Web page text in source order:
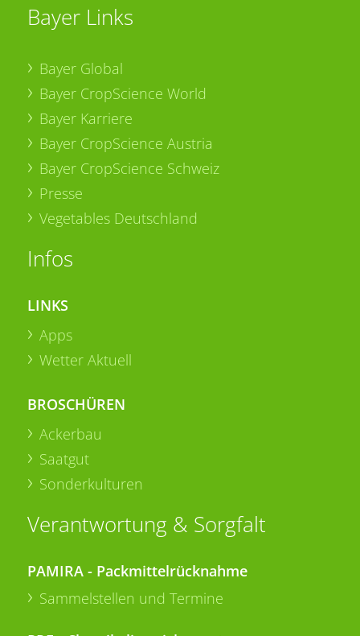
Bayer Links
Bayer Global
Bayer CropScience World
Bayer Karriere
Bayer CropScience Austria
Bayer CropScience Schweiz
Presse
Vegetables Deutschland
Infos
LINKS
Apps
Wetter Aktuell
BROSCHÜREN
Ackerbau
Saatgut
Sonderkulturen
Verantwortung & Sorgfalt
PAMIRA - Packmittelrücknahme
Sammelstellen und Termine